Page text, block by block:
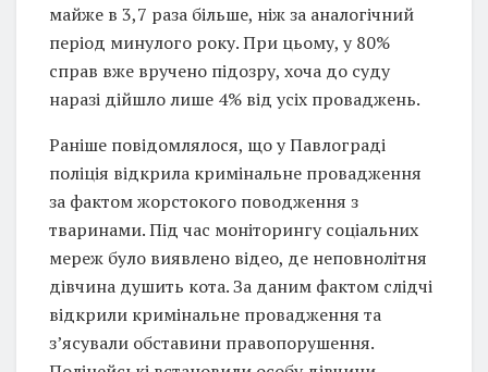
майже в 3,7 раза більше, ніж за аналогічний
період минулого року. При цьому, у 80%
справ вже вручено підозру, хоча до суду
наразі дійшло лише 4% від усіх проваджень.
Раніше повідомлялося, що у Павлограді
поліція відкрила кримінальне провадження
за фактом жорстокого поводження з
тваринами. Під час моніторингу соціальних
мереж було виявлено відео, де неповнолітня
дівчина душить кота. За даним фактом слідчі
відкрили кримінальне провадження та
з’ясували обставини правопорушення.